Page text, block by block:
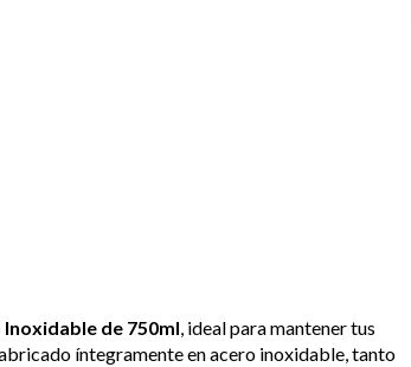
de 750ml, ideal para mantener tus
íntegramente en acero inoxidable, tanto